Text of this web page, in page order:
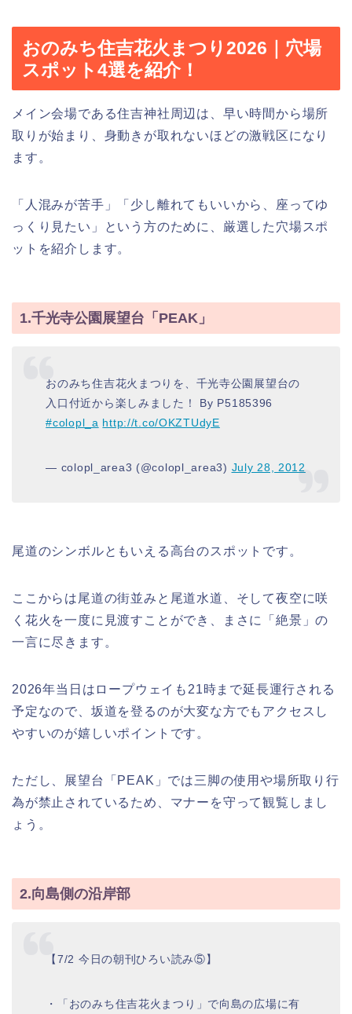
おのみち住吉花火まつり2026｜穴場
スポット4選を紹介！
メイン会場である住吉神社周辺は、早い時間から場所
取りが始まり、身動きが取れないほどの激戦区になり
ます。
「人混みが苦手」「少し離れてもいいから、座ってゆ
っくり見たい」という方のために、厳選した穴場スポ
ットを紹介します。
1.千光寺公園展望台「PEAK」
おのみち住吉花火まつりを、千光寺公園展望台の
入口付近から楽しみました！ By P5185396
#colopl_a http://t.co/OKZTUdyE
— colopl_area3 (@colopl_area3) July 28, 2012
尾道のシンボルともいえる高台のスポットです。
ここからは尾道の街並みと尾道水道、そして夜空に咲
く花火を一度に見渡すことができ、まさに「絶景」の
一言に尽きます。
2026年当日はロープウェイも21時まで延長運行される
予定なので、坂道を登るのが大変な方でもアクセスし
やすいのが嬉しいポイントです。
ただし、展望台「PEAK」では三脚の使用や場所取り行
為が禁止されているため、マナーを守って観覧しまし
ょう。
2.向島側の沿岸部
【7/2 今日の朝刊ひろい読み⑤】
・「おのみち住吉花火まつり」で向島の広場に有